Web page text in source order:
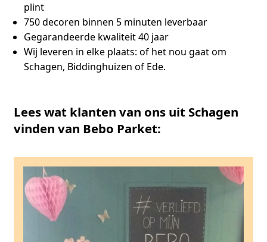
plint
750 decoren binnen 5 minuten leverbaar
Gegarandeerde kwaliteit 40 jaar
Wij leveren in elke plaats: of het nou gaat om
Schagen, Biddinghuizen of Ede.
Lees wat klanten van ons uit Schagen
vinden van Bebo Parket: